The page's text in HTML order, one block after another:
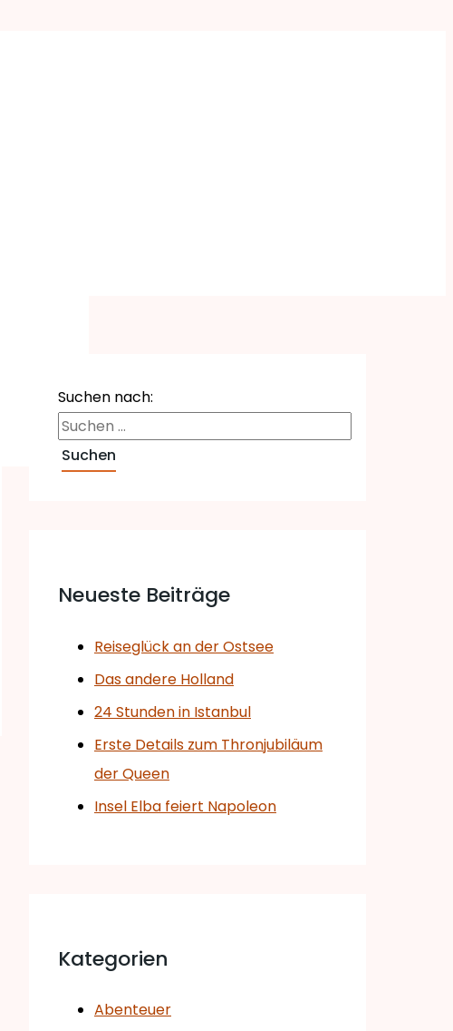
Suchen nach:
Neueste Beiträge
Reiseglück an der Ostsee
Das andere Holland
24 Stunden in Istanbul
Erste Details zum Thronjubiläum
der Queen
Insel Elba feiert Napoleon
Kategorien
Abenteuer